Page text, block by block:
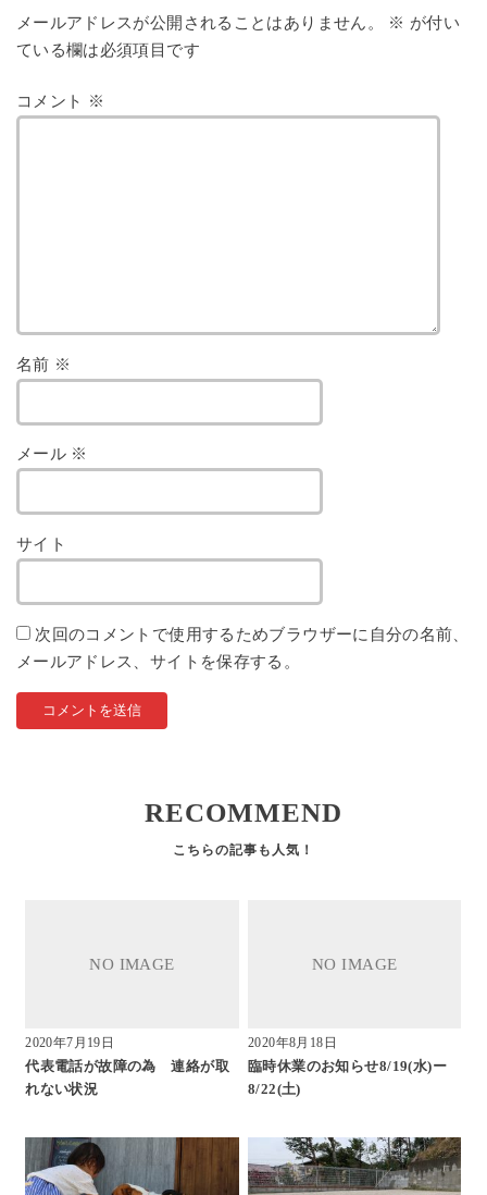
メールアドレスが公開されることはありません。 ※ が付い
ている欄は必須項目です
コメント ※
名前 ※
メール ※
サイト
次回のコメントで使用するためブラウザーに自分の名前、
メールアドレス、サイトを保存する。
RECOMMEND
2020年7月19日
代表電話が故障の為 連絡が取
れない状況
2020年8月18日
臨時休業のお知らせ8/19(水)ー
8/22(土)